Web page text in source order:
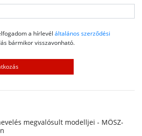
a hírlevél általános szerződési
bármikor visszavonható.
megvalósult modelljei - MÖSZ-